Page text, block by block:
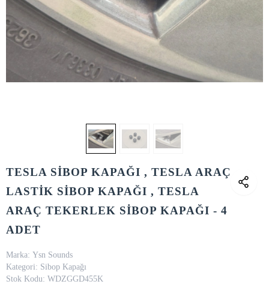
TESLA SİBOP KAPAĞI , TESLA ARAÇ
LASTİK SİBOP KAPAĞI , TESLA
ARAÇ TEKERLEK SİBOP KAPAĞI - 4
ADET
Marka: Ysn Sounds
Kategori: Sibop Kapağı
Stok Kodu: WDZGGD455K